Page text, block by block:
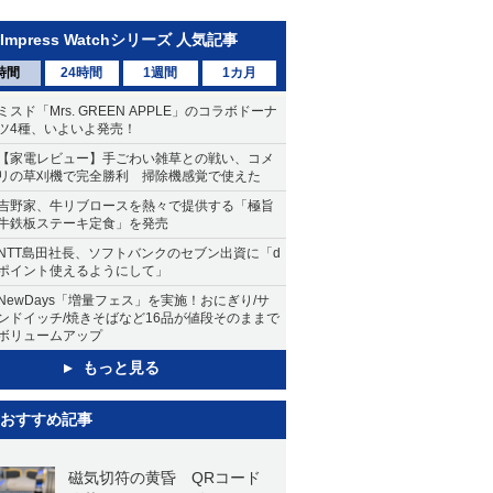
Impress Watchシリーズ 人気記事
間 24時間 1週間 1カ月
スド「Mrs. GREEN APPLE」のコラボドーナ
4種、いよいよ発売！
家電レビュー】手ごわい雑草との戦い、コメ
の草刈機で完全勝利 掃除機感覚で使えた
野家、牛リブロースを熱々で提供する「極旨
鉄板ステーキ定食」を発売
島田社長、ソフトバンクのセブン出資に「d
イント使えるようにして」
「増量フェス」を実施！おにぎり/サ
ドイッチ/焼きそばなど16品が値段そのままで
リュームアップ
もっと見る
おすすめ記事
磁気切符の黄昏 QRコード